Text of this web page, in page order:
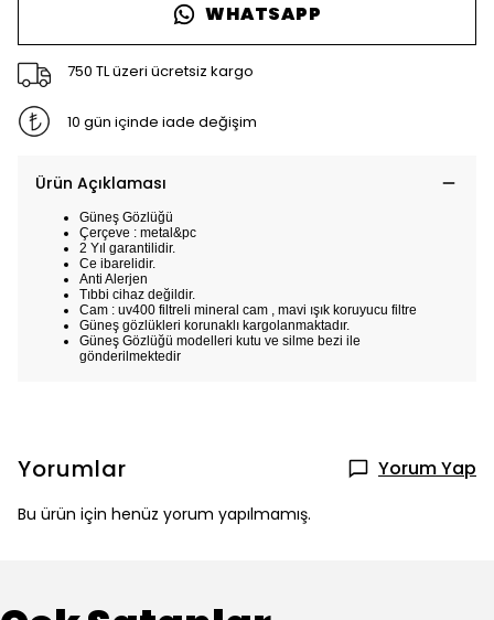
WHATSAPP
750 TL üzeri ücretsiz kargo
10 gün içinde iade değişim
Ürün Açıklaması
Güneş Gözlüğü
Çerçeve : metal&pc
2 Yıl garantilidir.
Ce ibarelidir.
Anti Alerjen
Tıbbi cihaz değildir.
Cam : uv400 filtreli mineral cam , mavi ışık koruyucu filtre
Güneş gözlükleri korunaklı kargolanmaktadır.
Güneş Gözlüğü modelleri kutu ve silme bezi ile
gönderilmektedir
Yorumlar Yorum Yap
Bu ürün için henüz yorum yapılmamış.